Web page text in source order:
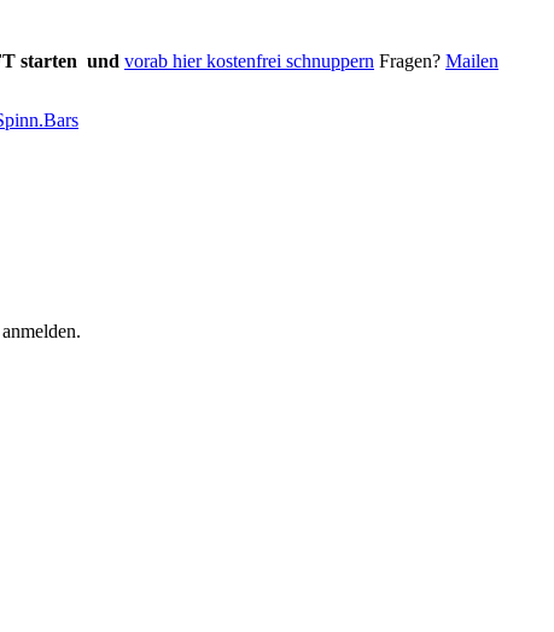
starten und vorab hier kostenfrei schnuppern Fragen? Mailen